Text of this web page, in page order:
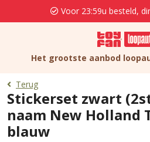
Voor 23:59u besteld,
Het grootste aanbod
Terug
Stickerset zwart
naam New Holland
blauw